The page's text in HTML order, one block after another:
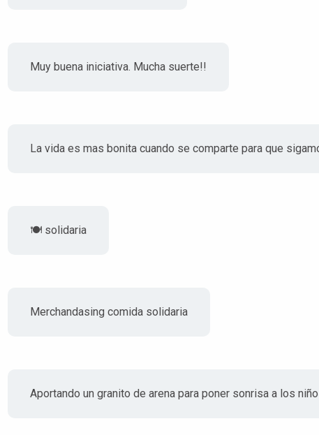
Muy buena iniciativa. Mucha suerte!!
La vida es mas bonita cuando se comparte para que
🍽 solidaria
Merchandasing comida solidaria
Aportando un granito de arena para poner sonrisa a los